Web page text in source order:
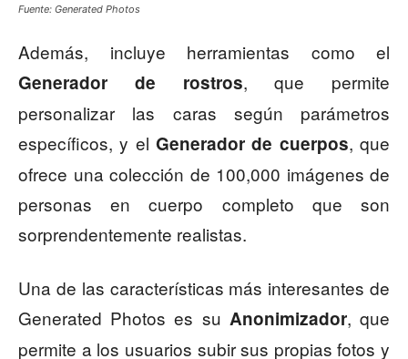
Fuente: Generated Photos
Además, incluye herramientas como el
Generador de rostros, que permite
personalizar las caras según parámetros
específicos, y el Generador de cuerpos, que
ofrece una colección de 100,000 imágenes de
personas en cuerpo completo que son
sorprendentemente realistas.
Una de las características más interesantes de
Generated Photos es su Anonimizador, que
permite a los usuarios subir sus propias fotos y